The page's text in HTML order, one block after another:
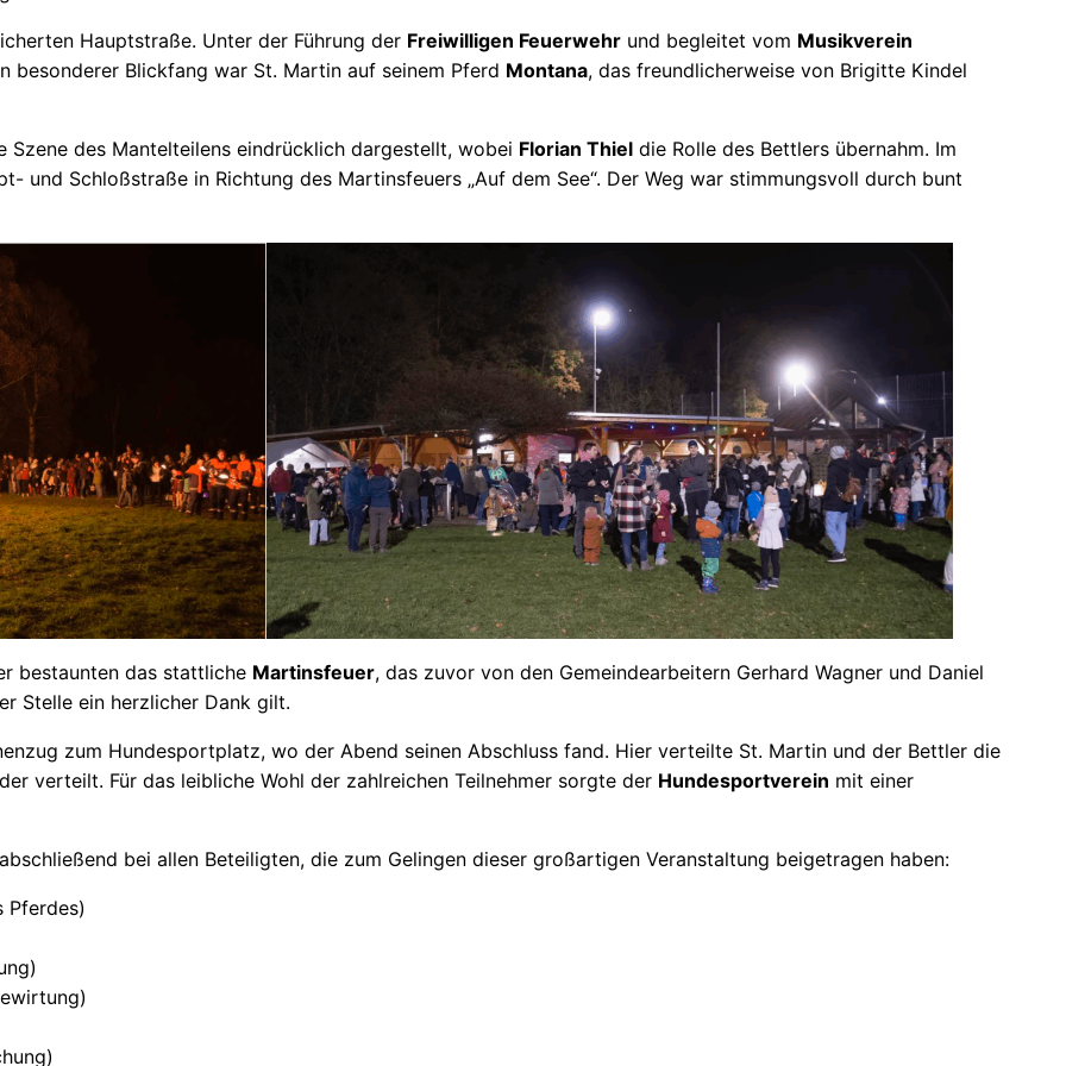
Hauptstraße. Unter der Führung der Freiwilligen Feuerwehr und begleitet vom Musikverein
besonderer Blickfang war St. Martin auf seinem Pferd Montana, das freundlicherweise von Brigitte Kindel
des Mantelteilens eindrücklich dargestellt, wobei Florian Thiel die Rolle des Bettlers übernahm. Im
und Schloßstraße in Richtung des Martinsfeuers „Auf dem See“. Der Weg war stimmungsvoll durch bunt
bestaunten das stattliche Martinsfeuer, das zuvor von den Gemeindearbeitern Gerhard Wagner und Daniel
Stelle ein herzlicher Dank gilt.
zum Hundesportplatz, wo der Abend seinen Abschluss fand. Hier verteilte St. Martin und der Bettler die
verteilt. Für das leibliche Wohl der zahlreichen Teilnehmer sorgte der Hundesportverein mit einer
bei allen Beteiligten, die zum Gelingen dieser großartigen Veranstaltung beigetragen haben:
Pferdes)